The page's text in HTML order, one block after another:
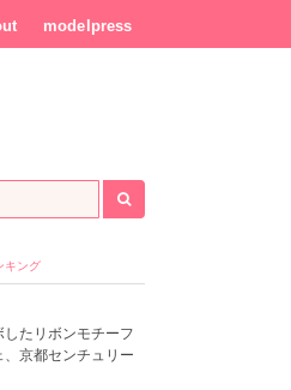
modelpress
キング
たリボンモチーフ
京都センチュリー